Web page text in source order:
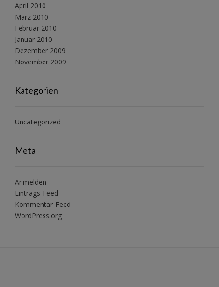
April 2010
März 2010
Februar 2010
Januar 2010
Dezember 2009
November 2009
Kategorien
Uncategorized
Meta
Anmelden
Eintrags-Feed
Kommentar-Feed
WordPress.org